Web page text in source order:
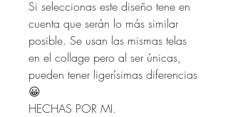
Si seleccionas este diseño tene en
cuenta que serán lo más similar
posible. Se usan las mismas telas
en el collage pero al ser únicas,
pueden tener ligerísimas diferencias
😀
HECHAS POR MI.